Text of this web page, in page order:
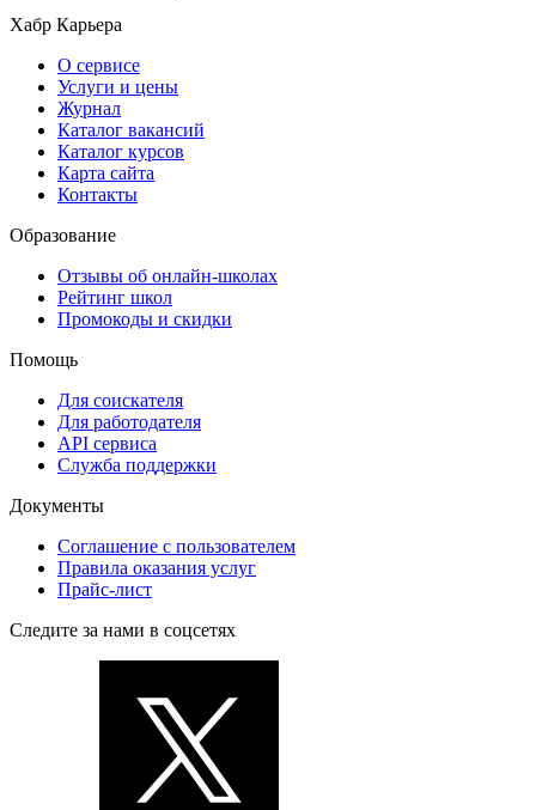
Хабр Карьера
О сервисе
Услуги и цены
Журнал
Каталог вакансий
Каталог курсов
Карта сайта
Контакты
Образование
Отзывы об онлайн-школах
Рейтинг школ
Промокоды и скидки
Помощь
Для соискателя
Для работодателя
API сервиса
Служба поддержки
Документы
Соглашение с пользователем
Правила оказания услуг
Прайс-лист
Следите за нами в соцсетях